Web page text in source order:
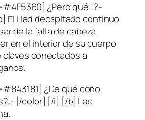
¿Pero qué…?-
El Liad decapitado continuo
de la falta de cabeza
en el interior de su cuerpo
claves conectados a
¿De qué coño
[/color] [/i] [/b] Les